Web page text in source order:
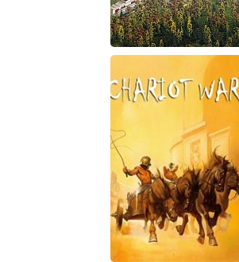
Industry Giant